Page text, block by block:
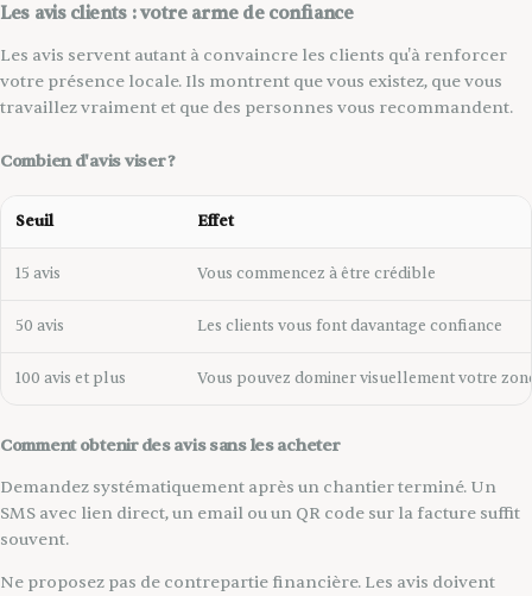
Les avis clients : votre arme de confiance
Les avis servent autant à convaincre les clients qu'à renforcer
votre présence locale. Ils montrent que vous existez, que vous
travaillez vraiment et que des personnes vous recommandent.
Combien d'avis viser ?
Seuil Effet
15 avis Vous commencez à être crédible
50 avis Les clients vous font davantage confiance
100 avis et plus Vous pouvez dominer visuellement votre
Comment obtenir des avis sans les acheter
Demandez systématiquement après un chantier terminé. Un
SMS avec lien direct, un email ou un QR code sur la facture suffit
souvent.
Ne proposez pas de contrepartie financière. Les avis doivent